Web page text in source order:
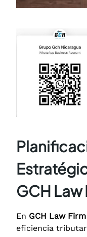
GCH Law
En GCH Law Firm
eficiencia